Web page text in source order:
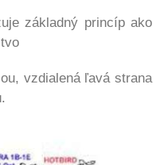
základný princíp ako
vzdialená ľavá strana